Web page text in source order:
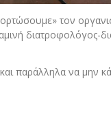
τον
διατροφολόγος-
παράλληλα να μην